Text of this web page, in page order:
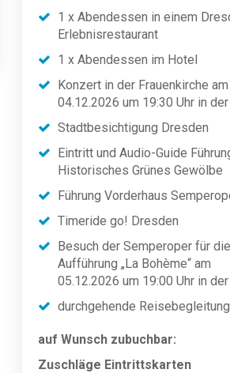
1 x Abendessen in einem
Erlebnisrestaurant
1 x Abendessen im Hotel
Konzert in der Frauenkirche am
04.12.2026 um 19:30 Uhr in
Stadtbesichtigung Dresden
Eintritt und Audio-Guide
Historisches Grünes Gewölbe
Führung Vorderhaus
Timeride go! Dresden
Besuch der Semperoper für die
Aufführung „La Bohème“ am
05.12.2026 um 19:00 Uhr in
durchgehende Reisebegleitung
auf Wunsch zubuchbar:
Zuschläge Eintrittskarten